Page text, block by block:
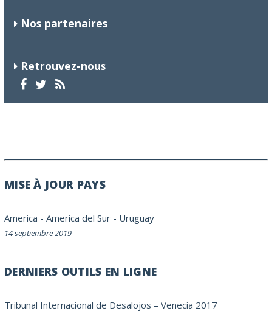
Nos partenaires
Retrouvez-nous
MISE À JOUR PAYS
America - America del Sur - Uruguay
14 septiembre 2019
DERNIERS OUTILS EN LIGNE
Tribunal Internacional de Desalojos – Venecia 2017